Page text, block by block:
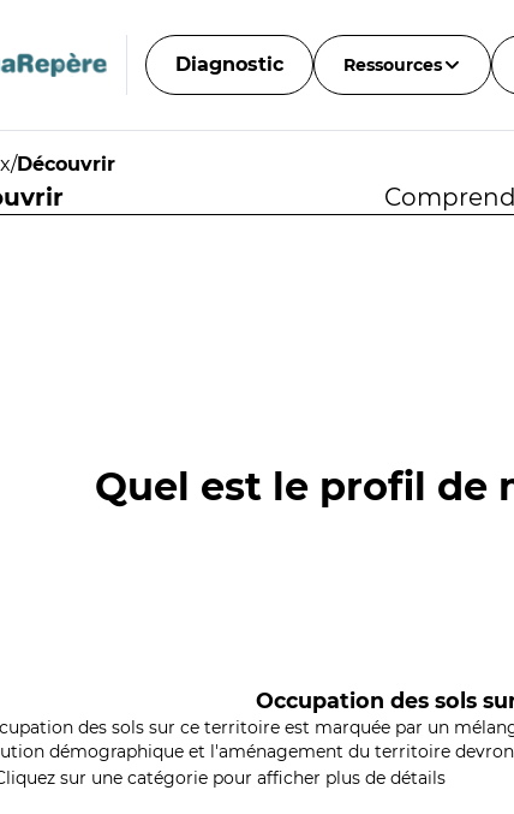
Diagnostic Ressources
/Découvrir
Quel est le profil de
Occupation des sols
des sols sur ce territoire est marquée par un
démographique et l'aménagement du territoire
sur une catégorie pour afficher plus de détails